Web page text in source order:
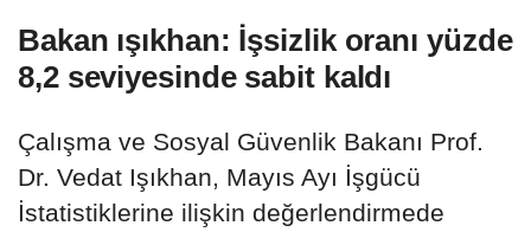
Bakan ışıkhan: İşsizlik oranı yüzde
8,2 seviyesinde sabit kaldı
Çalışma ve Sosyal Güvenlik Bakanı Prof.
Dr. Vedat Işıkhan, Mayıs Ayı İşgücü
İstatistiklerine ilişkin değerlendirmede